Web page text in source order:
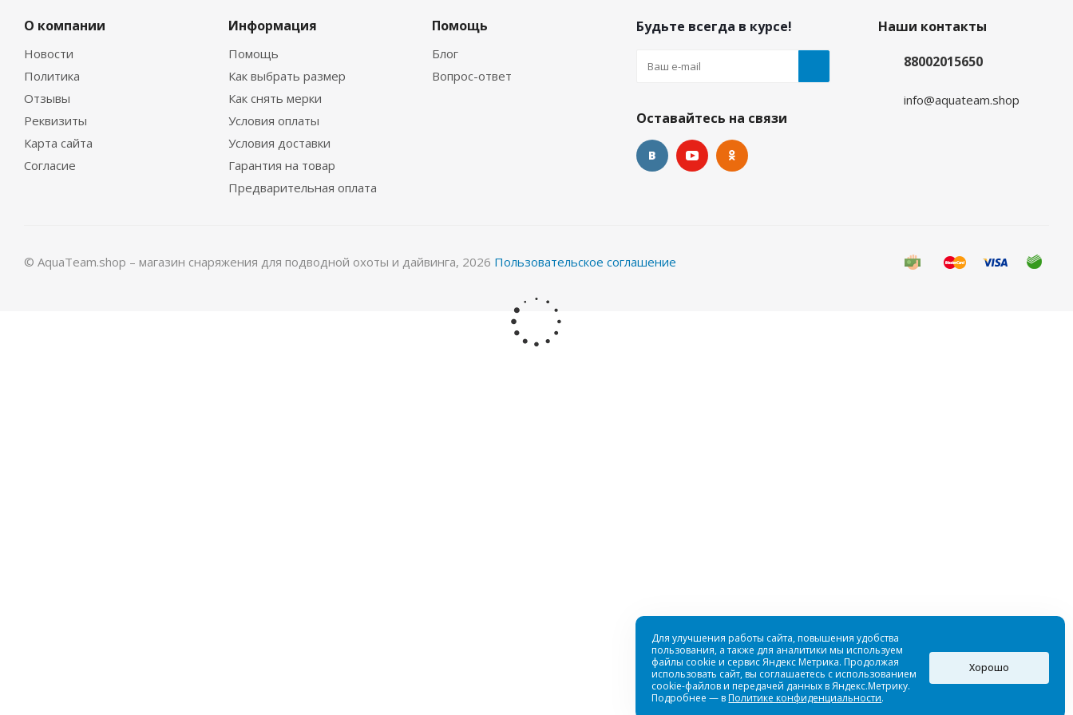
Купальник женский 1,5мм ультраспан/микроплюш синий
Много
О компании
Новости
Политика
Отзывы
Реквизиты
Карта сайта
Согласие
Информация
Помощь
Как выбрать размер
Как снять мерки
Условия оплаты
Условия доставки
Гарантия на товар
Предварительная оплата
Помощь
Блог
Вопрос-ответ
Будьте всегда в курсе!
Оставайтесь на связи
Наши контакты
88002015650
info@aquateam.shop
© AquaTeam.shop – магазин снаряжения для подводной охоты и дайвинга, 2026 Пользовательское соглашение
Для улучшения работы сайта, повышения удобства
пользования, а также для аналитики мы используем
файлы cookie и сервис Яндекс Метрика. Продолжая
использовать сайт, вы соглашаетесь с использованием
cookie-файлов и передачей данных в Яндекс.Метрику.
Подробнее — вПолитике конфиденциальности.
Хорошо